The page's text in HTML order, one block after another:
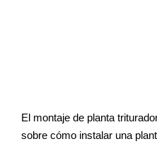
El montaje de planta
sobre cómo instalar una